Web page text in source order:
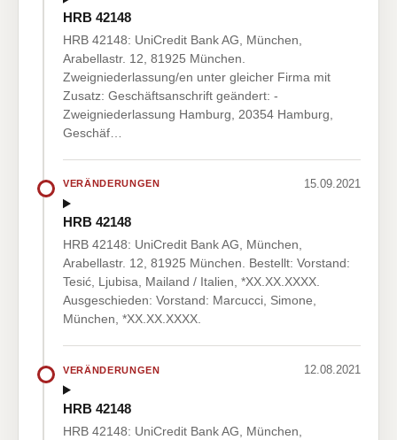
HRB 42148
HRB 42148: UniCredit Bank AG, München,
Arabellastr. 12, 81925 München.
Zweigniederlassung/en unter gleicher Firma mit
Zusatz: Geschäftsanschrift geändert: -
Zweigniederlassung Hamburg, 20354 Hamburg,
Geschäf…
VERÄNDERUNGEN 15.09.2021
HRB 42148
HRB 42148: UniCredit Bank AG, München,
Arabellastr. 12, 81925 München. Bestellt: Vorstand:
Tesić, Ljubisa, Mailand / Italien, *XX.XX.XXXX.
Ausgeschieden: Vorstand: Marcucci, Simone,
München, *XX.XX.XXXX.
VERÄNDERUNGEN 12.08.2021
HRB 42148
HRB 42148: UniCredit Bank AG, München,